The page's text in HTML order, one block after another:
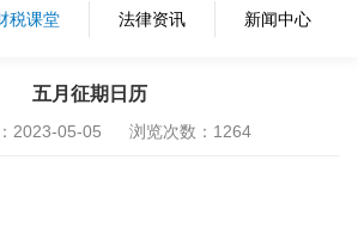
税课堂 法律资讯 新闻中心
五月征期日历
2023-05-05 浏览次数：1264